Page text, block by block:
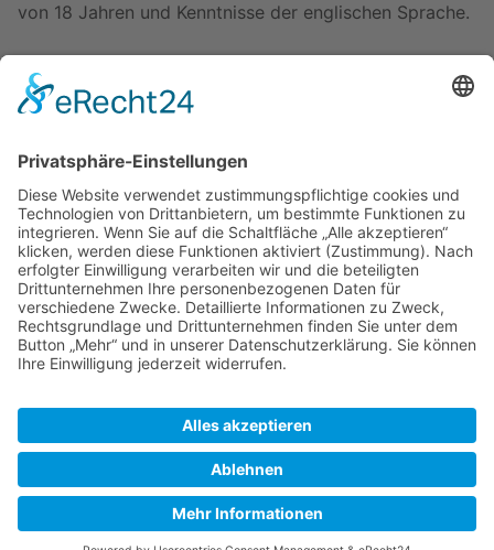
von 18 Jahren und Kenntnisse der englischen Sprache.
Prüfung
Literatur
Zuletzt bearbeitet vor 5 JahrenvonLutzT
,LutzT
SkipperGuide